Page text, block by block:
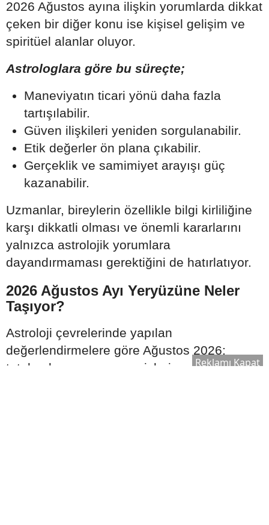
2026 Ağustos ayına ilişkin yorumlarda dikkat
çeken bir diğer konu ise kişisel gelişim ve
spiritüel alanlar oluyor.
Astrologlara göre bu süreçte;
Maneviyatın ticari yönü daha fazla
tartışılabilir.
Güven ilişkileri yeniden sorgulanabilir.
Etik değerler ön plana çıkabilir.
Gerçeklik ve samimiyet arayışı güç
kazanabilir.
Uzmanlar, bireylerin özellikle bilgi kirliliğine
karşı dikkatli olması ve önemli kararlarını
yalnızca astrolojik yorumlara
dayandırmaması gerektiğini de hatırlatıyor.
2026 Ağustos Ayı Yeryüzüne Neler
Taşıyor?
Astroloji çevrelerinde yapılan
değerlendirmelere göre Ağustos 2026;
tutulmalar, gezegen geçişleri ve
Reklamı Kapat